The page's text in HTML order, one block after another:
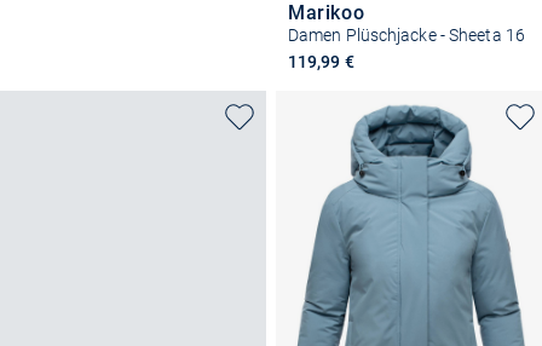
Marikoo
Damen Plüschjacke - Sheeta 16
119,99 €